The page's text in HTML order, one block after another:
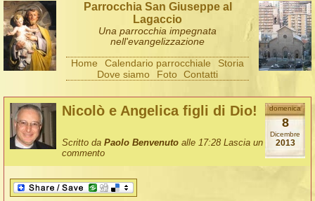
Parrocchia San Giuseppe al
Lagaccio
Una parrocchia impegnata
nell'evangelizzazione
Home Calendario parrocchiale
Storia
Dove siamo
Foto Contatti
domenica
8
Dicembre
2013
Nicolò e Angelica figli di Dio!
Scritto da Paolo Benvenuto alle 17:28 Lascia un
commento